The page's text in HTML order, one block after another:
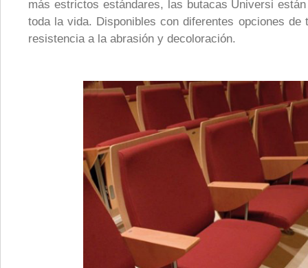
más estrictos estándares, las butacas Universi
toda la vida. Disponibles con diferentes opciones de
resistencia a la abrasión y decoloración.